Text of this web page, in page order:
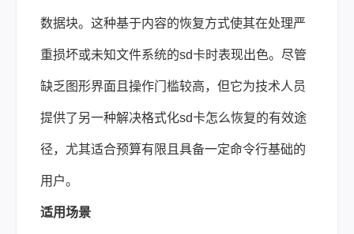
数据块。这种基于内容的恢复方式使其在处理严
重损坏或未知文件系统的sd卡时表现出色。尽管
缺乏图形界面且操作门槛较高，但它为技术人员
提供了另一种解决格式化sd卡怎么恢复的有效途
径，尤其适合预算有限且具备一定命令行基础的
用户。
适用场景